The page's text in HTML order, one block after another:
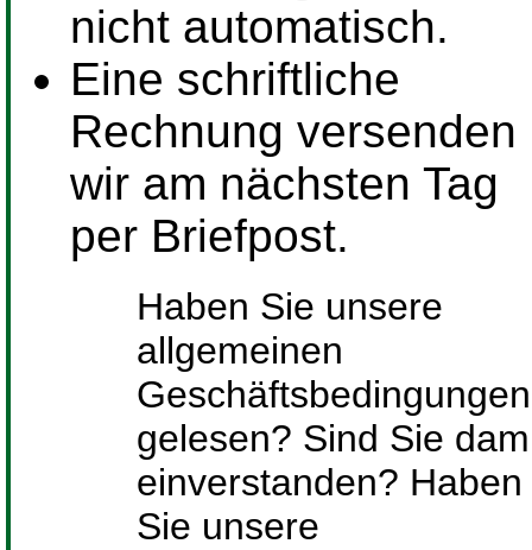
nicht automatisch.
Eine schriftliche
Rechnung versenden
wir am nächsten Tag
per Briefpost.
Haben Sie unsere
allgemeinen
Geschäftsbedingungen
gelesen? Sind Sie
einverstanden? Haben
Sie unsere